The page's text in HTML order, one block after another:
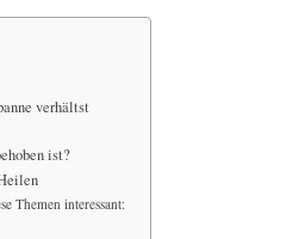
verhältst
ist?
Themen interessant: